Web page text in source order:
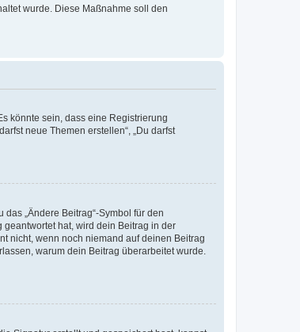
wurde. Diese Maßnahme soll den
könnte sein, dass eine Registrierung
neue Themen erstellen“, „Du darfst
„Ändere Beitrag“-Symbol für den
hat, wird dein Beitrag in der
nicht, wenn noch niemand auf deinen Beitrag
warum dein Beitrag überarbeitet wurde.